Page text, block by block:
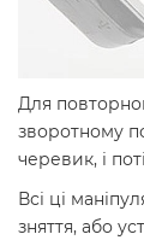
Для
зворотному
черевик, і
Всі ці
зняття, або